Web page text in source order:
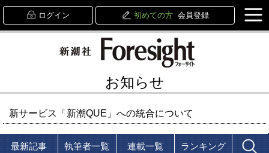
ログイン 初めての方 会員登録
お知らせ
新サービス「新潮QUE」への統合について
最新記事 執筆者一覧 連載一覧 ランキング